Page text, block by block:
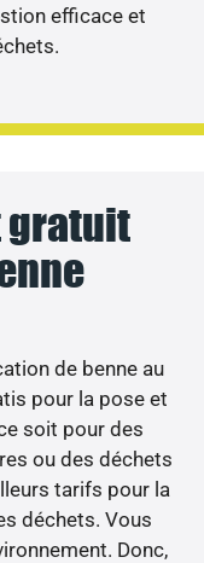
efficace et
gratuit
de benne au
pour la pose et
soit pour des
ou des déchets
tarifs pour la
déchets. Vous
Donc,